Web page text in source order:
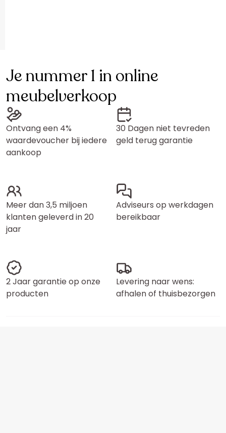
Je nummer 1 in online
meubelverkoop
Ontvang een 4%
waardevoucher bij iedere
aankoop
30 Dagen niet tevreden
geld terug garantie
Meer dan 3,5 miljoen
klanten geleverd in 20
jaar
Adviseurs op werkdagen
bereikbaar
2 Jaar garantie op onze
producten
Levering naar wens:
afhalen of thuisbezorgen